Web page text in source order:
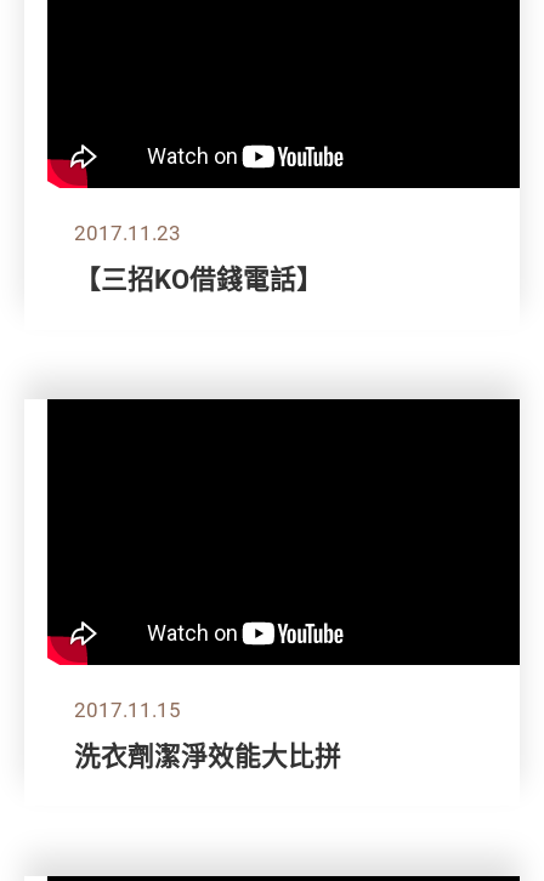
2017.11.23
【三招KO借錢電話】
2017.11.15
洗衣劑潔淨效能大比拼